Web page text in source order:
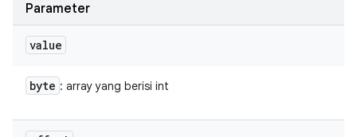
Parameter
value
byte : array yang berisi int